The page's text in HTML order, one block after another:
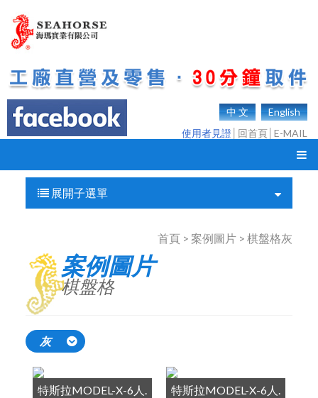
中 文
English
使用者見證 回首頁 E-MAIL
展開子選單
首頁 > 案例圖片 > 棋盤格灰
案例圖片
棋盤格
灰
特斯拉MODEL-X-6人.
特斯拉MODEL-X-6人.